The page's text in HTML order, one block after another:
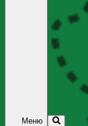
Меню